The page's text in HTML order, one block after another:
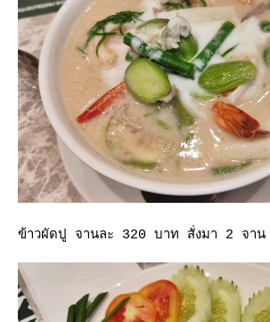
ข้าวผัดปู จานละ 320 บาท สั่งมา 2 จาน